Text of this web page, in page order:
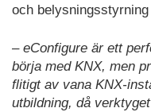
och
– eConfigure är ett
börja med KNX, men
flitigt av vana KNX-
utbildning, då